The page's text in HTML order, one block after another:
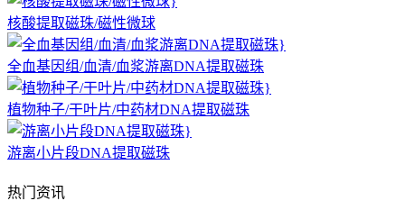
核酸提取磁珠/磁性微球
全血基因组/血清/血浆游离DNA提取磁珠
植物种子/干叶片/中药材DNA提取磁珠
游离小片段DNA提取磁珠
热门资讯